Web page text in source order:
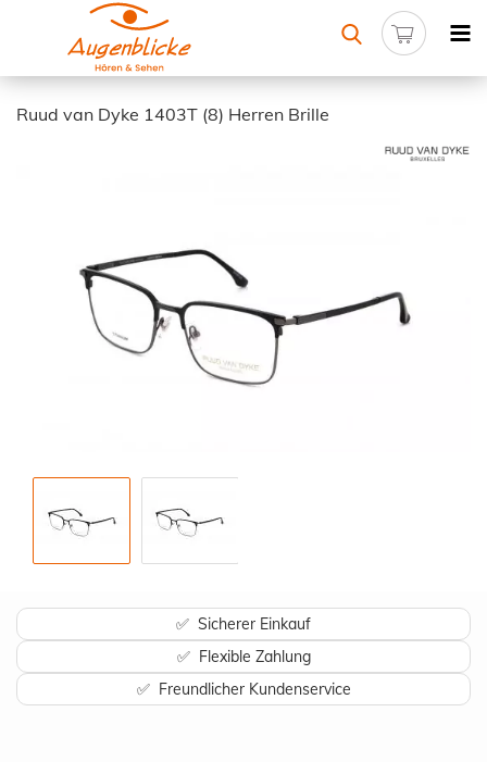
Ruud van Dyke 1403T (8) Herren Brille
✅ Sicherer Einkauf
✅ Flexible Zahlung
✅ Freundlicher Kundenservice